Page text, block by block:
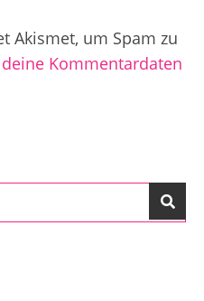
Akismet, um Spam zu
Kommentardaten